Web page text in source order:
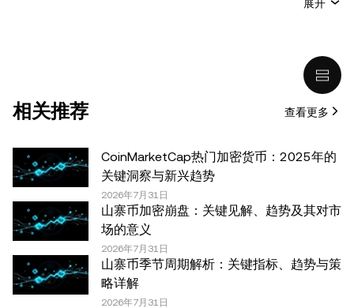
(包括稳定币) 涉及高风险，可能会大幅波动，甚至变得毫无
价值。您应根据自己的财务状况仔细考虑交易或持有数字资
产是否适合您。有关您具体情况的问题，请咨询您的法律/
税务/投资专业人士。本文中出现的信息 (包括市场数据和统
数据和图表时已采取了所有合理的谨慎措施，但对于此处表
达的任何事实错误或遗漏，我们不承担任何责任。 © 2025
OKX。本文可以全文复制或分发，也可以使用本文 100 字
或更少的摘录，前提是此类使用是非商业性的。整篇文章的
任何复制或分发亦必须突出说明：“本文版权所有 © 2025
OKX，经许可使用。”允许的摘录必须引用文章名称并包含
出处，例如“文章名称，[作者姓名 (如适用)]，© 2025
OKX”。部分内容可能由人工智能（AI）工具生成或辅助生
展开
相关推荐 查看更多
CoinMarketCap热门加密货币：2025年的
关键洞察与新兴趋势
2026年7月31日
山寨币加密崩盘：关键见解、趋势及其对市
场的意义
2026年7月31日
山寨币季节周期解析：关键指标、趋势与策
略详解
2026年7月31日